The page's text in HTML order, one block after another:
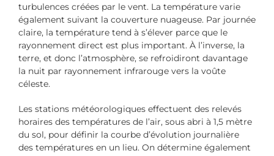
turbulences créées par le vent. La température varie
également suivant la couverture nuageuse. Par journée
claire, la température tend à s’élever parce que le
rayonnement direct est plus important. À l’inverse, la
terre, et donc l’atmosphère, se refroidiront davantage
la nuit par rayonnement infrarouge vers la voûte
céleste.
Les stations météorologiques effectuent des relevés
horaires des températures de l’air, sous abri à 1,5 mètre
du sol, pour définir la courbe d’évolution journalière
des températures en un lieu. On détermine également